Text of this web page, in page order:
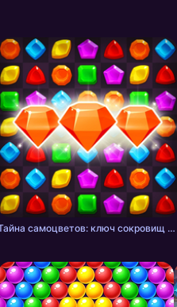
Тайна самоцветов: ключ сокровищ - три в ряд